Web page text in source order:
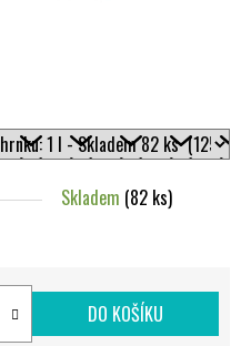
Skladem (82 ks)
DO KOŠÍKU